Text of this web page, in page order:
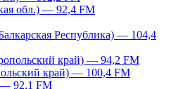
обл.) — 92,4 FM
Республика) — 104,4
край) — 94,2 FM
край) — 100,4 FM
92,1 FM